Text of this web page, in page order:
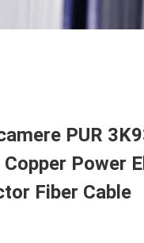
PUR
Power
Fiber Cable